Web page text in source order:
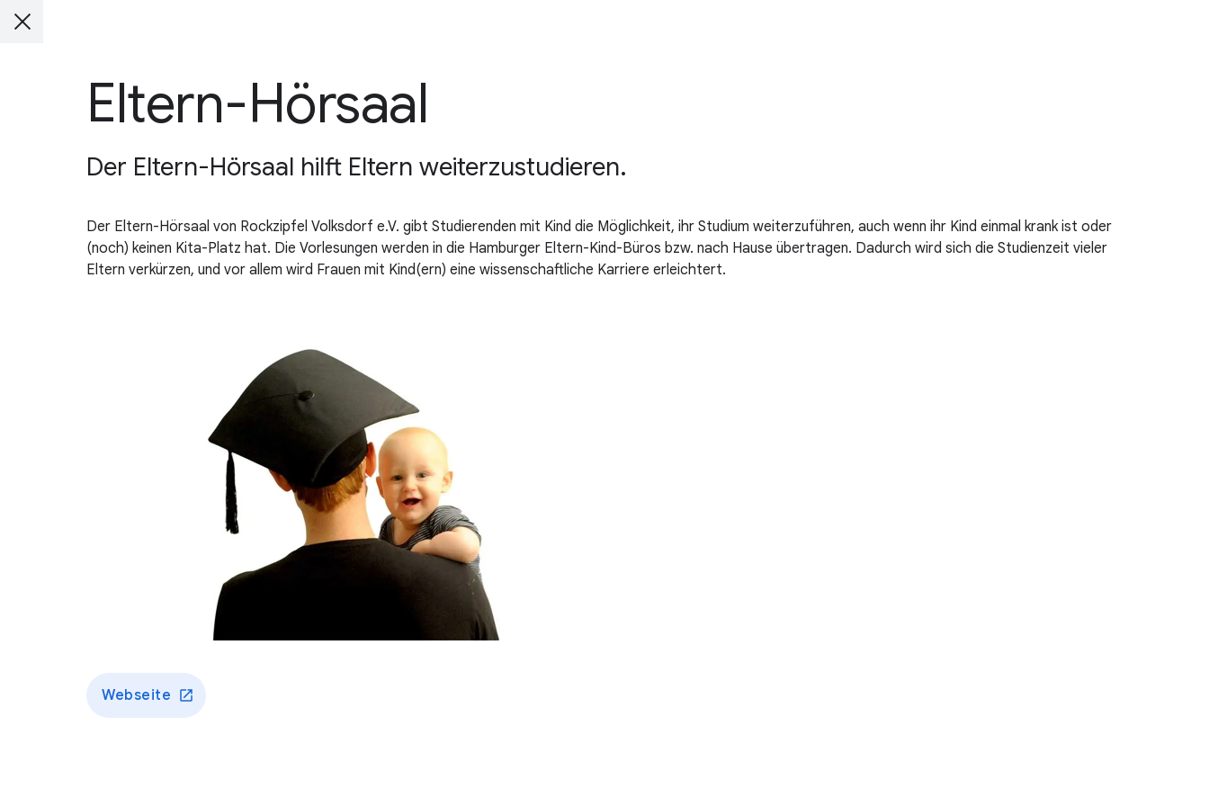
Eltern-Hörsaal
Der Eltern-Hörsaal hilft Eltern weiterzustudieren.
Der Eltern-Hörsaal von Rockzipfel Volksdorf e.V. gibt Studierenden mit Kind die Möglichkeit, ihr Studium weiterzuführen, auch wenn ihr Kind einmal krank ist oder
(noch) keinen Kita-Platz hat. Die Vorlesungen werden in die Hamburger Eltern-Kind-Büros bzw. nach Hause übertragen. Dadurch wird sich die Studienzeit vieler
Eltern verkürzen, und vor allem wird Frauen mit Kind(ern) eine wissenschaftliche Karriere erleichtert.
Webseite